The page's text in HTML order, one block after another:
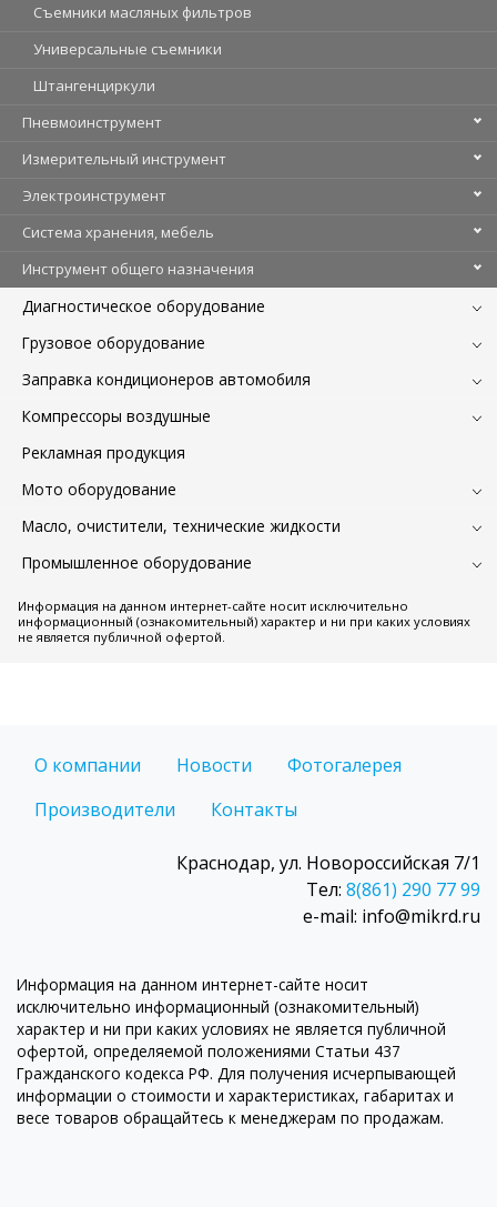
Съемники масляных фильтров
Универсальные съемники
Штангенциркули
Пневмоинструмент
Измерительный инструмент
Электроинструмент
Система хранения, мебель
Инструмент общего назначения
Диагностическое оборудование
Грузовое оборудование
Заправка кондиционеров автомобиля
Компрессоры воздушные
Рекламная продукция
Мото оборудование
Масло, очистители, технические жидкости
Промышленное оборудование
Информация на данном интернет-сайте носит исключительно
информационный (ознакомительный) характер и ни при каких условиях
не является публичной офертой.
О компании Новости
Фотогалерея
Производители
Контакты
Краснодар, ул. Новороссийская 7/1
Тел: 8(861) 290 77 99
e-mail: info@mikrd.ru
Информация на данном интернет-сайте носит
исключительно информационный (ознакомительный)
характер и ни при каких условиях не является публичной
офертой, определяемой положениями Статьи 437
Гражданского кодекса РФ. Для получения исчерпывающей
информации о стоимости и характеристиках, габаритах и
весе товаров обращайтесь к менеджерам по продажам.